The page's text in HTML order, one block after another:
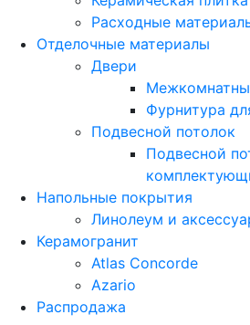
Расходные
Отделочные материалы
Двери
Фурнитура
Подвесной потолок
Подвесной
Напольные покрытия
Линолеум и
Керамогранит
Atlas Concorde
Azario
Распродажа